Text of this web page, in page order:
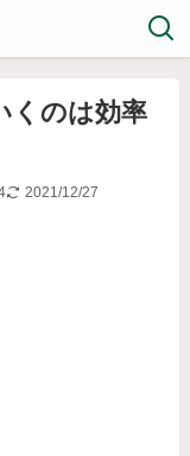
くのは効率
2021/12/27